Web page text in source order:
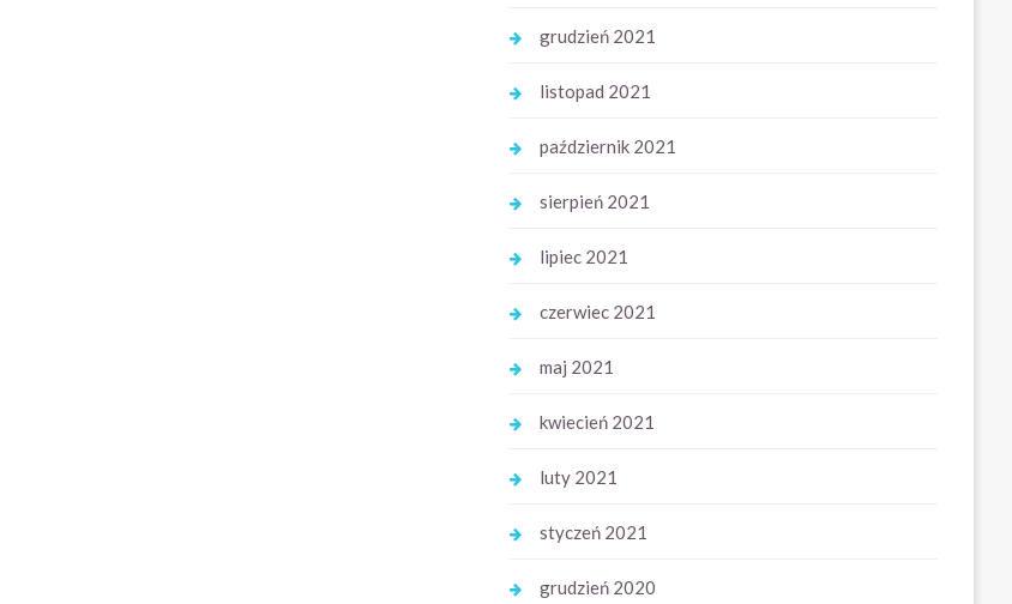
grudzień 2021
listopad 2021
październik 2021
sierpień 2021
lipiec 2021
czerwiec 2021
maj 2021
kwiecień 2021
luty 2021
styczeń 2021
grudzień 2020